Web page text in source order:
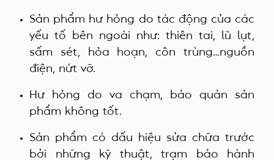
Sản phẩm hư hỏng do tác động của các
yếu tố bên ngoài như: thiên tai, lũ lụt,
sấm sét, hỏa hoạn, côn trùng…nguồn
điện, nứt vỡ.
Hư hỏng do va chạm, bảo quản sản
phẩm không tốt.
Sản phẩm có dấu hiệu sửa chữa trước
bởi những kỹ thuật, trạm bảo hành